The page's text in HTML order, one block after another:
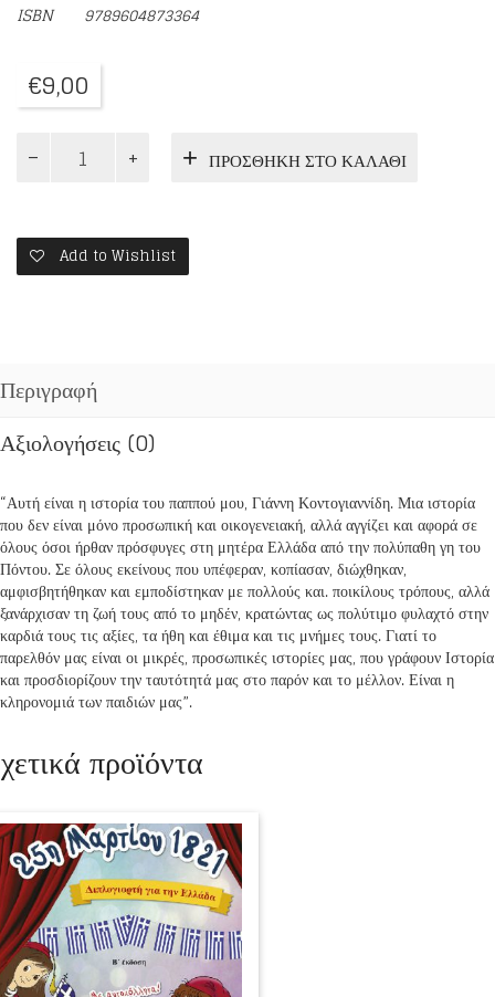
ISBN 9789604873364
€9,00
ΠΟΝΤΟΥ
ΠΡΟΣΘΉΚΗ ΣΤΟ ΚΑΛΆΘΙ
Add to Wishlist
Περιγραφή
Αξιολογήσεις (0)
“Αυτή είναι η ιστορία του παππού μου, Γιάννη Κοντογιαννίδη. Μια ιστορία
που δεν είναι μόνο προσωπική και οικογενειακή, αλλά αγγίζει και αφορά σε
όλους όσοι ήρθαν πρόσφυγες στη μητέρα Ελλάδα από την πολύπαθη γη του
Πόντου. Σε όλους εκείνους που υπέφεραν, κοπίασαν, διώχθηκαν,
αμφισβητήθηκαν και εμποδίστηκαν με πολλούς και. ποικίλους τρόπους, αλλά
ξανάρχισαν τη ζωή τους από το μηδέν, κρατώντας ως πολύτιμο φυλαχτό στην
καρδιά τους τις αξίες, τα ήθη και έθιμα και τις μνήμες τους. Γιατί το
παρελθόν μας είναι οι μικρές, προσωπικές ιστορίες μας, που γράφουν Ιστορία
και προσδιορίζουν την ταυτότητά μας στο παρόν και το μέλλον. Είναι η
κληρονομιά των παιδιών μας”.
προϊόντα